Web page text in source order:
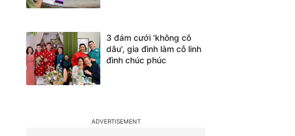
3 đám cưới 'không cô
dâu', gia đình làm cỗ linh
đình chúc phúc